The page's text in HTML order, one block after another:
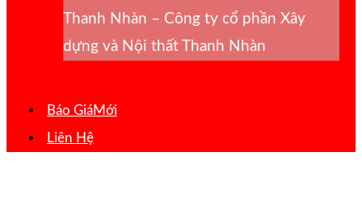
Thanh Nhàn – Công ty cổ phần Xây
dựng và Nội thất Thanh Nhàn
Báo Giá
Liên Hệ